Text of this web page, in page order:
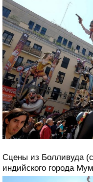
Сцены из Болливуда
индийского города